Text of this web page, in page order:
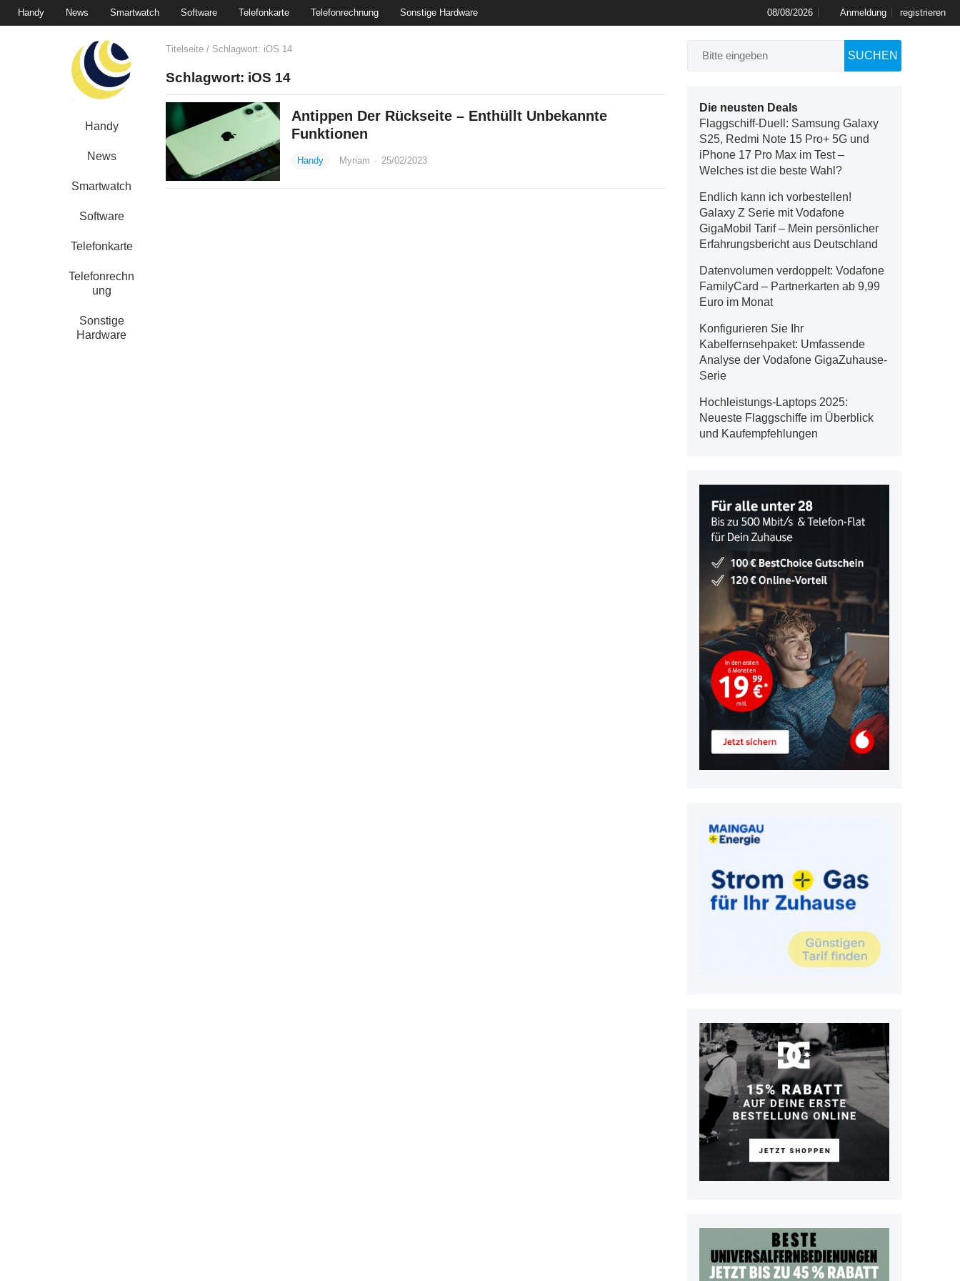
Handy News Smartwatch Software Telefonkarte Telefonrechnung Sonstige Hardware 08/08/2026 Anmeldung registrieren
Handy
News
Smartwatch
Software
Telefonkarte
Telefonrechn
ung
Sonstige
Hardware
Titelseite / Schlagwort: iOS 14
Schlagwort: iOS 14
Antippen Der Rückseite – Enthüllt Unbekannte
Funktionen
Handy Myriam · 25/02/2023
SUCHEN
Die neusten Deals
Flaggschiff-Duell: Samsung Galaxy
S25, Redmi Note 15 Pro+ 5G und
iPhone 17 Pro Max im Test –
Welches ist die beste Wahl?
Endlich kann ich vorbestellen!
Galaxy Z Serie mit Vodafone
GigaMobil Tarif – Mein persönlicher
Erfahrungsbericht aus Deutschland
Datenvolumen verdoppelt: Vodafone
FamilyCard – Partnerkarten ab 9,99
Euro im Monat
Konfigurieren Sie Ihr
Kabelfernsehpaket: Umfassende
Analyse der Vodafone GigaZuhause-
Serie
Hochleistungs-Laptops 2025:
Neueste Flaggschiffe im Überblick
und Kaufempfehlungen